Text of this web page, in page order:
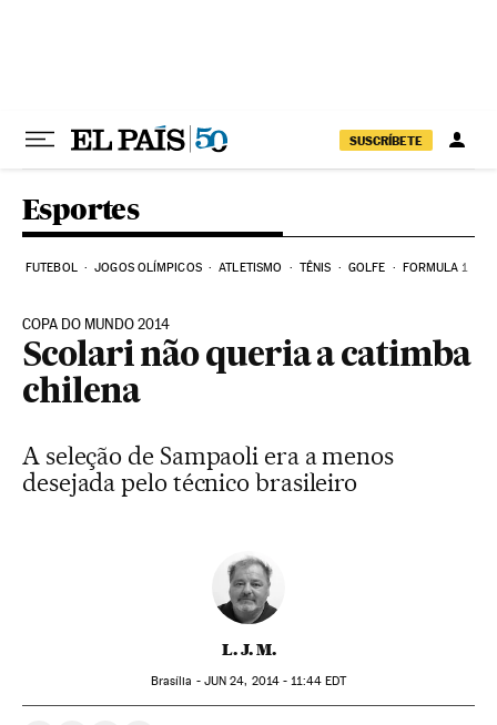
SUSCRÍBETE
Esportes
FUTEBOL JOGOS OLÍMPICOS ATLETISMO TÊNIS GOLFE FORMULA 1
COPA DO MUNDO 2014
Scolari não queria a catimba
chilena
A seleção de Sampaoli era a menos
desejada pelo técnico brasileiro
L. J. M.
Brasília - JUN 24, 2014 - 11:44EDT